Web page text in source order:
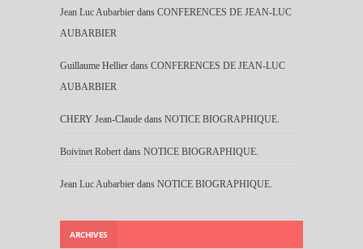
Jean Luc Aubarbier dans CONFERENCES DE JEAN-LUC
AUBARBIER
Guillaume Hellier dans CONFERENCES DE JEAN-LUC
AUBARBIER
CHERY Jean-Claude dans NOTICE BIOGRAPHIQUE.
Boivinet Robert dans NOTICE BIOGRAPHIQUE.
Jean Luc Aubarbier dans NOTICE BIOGRAPHIQUE.
ARCHIVES